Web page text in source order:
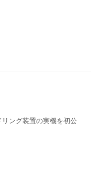
ング装置の実機を初公